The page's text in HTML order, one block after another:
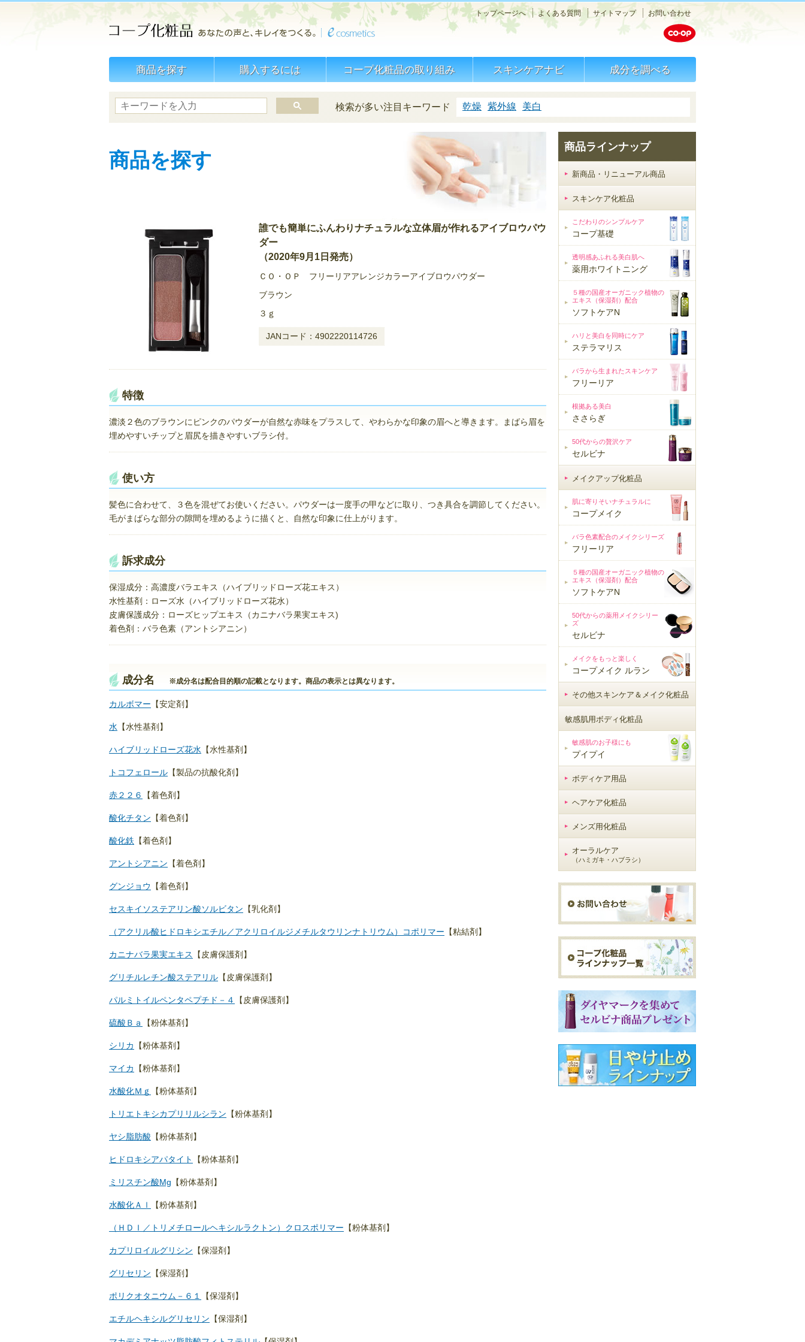
メニュー
検索
商品を探す 購入するには コープ化粧品の取り組み スキンケアナビ 成分を調べる
トップページへ よくある質問 サイトマップ お問い合わせ
検索が多い注目キーワード 乾燥 紫外線 美白
商品を探す
誰でも簡単にふんわりナチュラルな立体眉が作れるアイブロウパウ
ダー
（2020年9月1日発売）
ＣＯ・ＯＰ フリーリアアレンジカラーアイブロウパウダー
ブラウン
３ｇ
JANコード：4902220114726
特徴
濃淡２色のブラウンにピンクのパウダーが自然な赤味をプラスして、やわらかな印象の眉へと導きます。まばら眉を
埋めやすいチップと眉尻を描きやすいブラシ付。
使い方
髪色に合わせて、３色を混ぜてお使いください。パウダーは一度手の甲などに取り、つき具合を調節してください。
毛がまばらな部分の隙間を埋めるように描くと、自然な印象に仕上がります。
訴求成分
保湿成分：高濃度バラエキス（ハイブリッドローズ花エキス）
水性基剤：ローズ水（ハイブリッドローズ花水）
皮膚保護成分：ローズヒップエキス（カニナバラ果実エキス)
着色剤：バラ色素（アントシアニン）
成分名 ※成分名は配合目的順の記載となります。商品の表示とは異なります。
カルボマー 【安定剤】
水 【水性基剤】
ハイブリッドローズ花水 【水性基剤】
トコフェロール 【製品の抗酸化剤】
赤２２６ 【着色剤】
酸化チタン 【着色剤】
酸化鉄 【着色剤】
アントシアニン 【着色剤】
グンジョウ 【着色剤】
セスキイソステアリン酸ソルビタン 【乳化剤】
（アクリル酸ヒドロキシエチル／アクリロイルジメチルタウリンナトリウム）コポリマー 【粘結剤】
カニナバラ果実エキス 【皮膚保護剤】
グリチルレチン酸ステアリル 【皮膚保護剤】
パルミトイルペンタペプチド－４ 【皮膚保護剤】
硫酸Ｂａ 【粉体基剤】
シリカ 【粉体基剤】
マイカ 【粉体基剤】
水酸化Ｍｇ 【粉体基剤】
トリエトキシカプリリルシラン 【粉体基剤】
ヤシ脂肪酸 【粉体基剤】
ヒドロキシアパタイト 【粉体基剤】
ミリスチン酸Mg 【粉体基剤】
水酸化Ａｌ 【粉体基剤】
（ＨＤＩ／トリメチロールヘキシルラクトン）クロスポリマー 【粉体基剤】
カプリロイルグリシン 【保湿剤】
グリセリン 【保湿剤】
ポリクオタニウム－６１ 【保湿剤】
エチルヘキシルグリセリン 【保湿剤】
商品ラインナップ
新商品・リニューアル商品
スキンケア化粧品
スキンケア化粧品
こだわりのシンプルケア
コープ基礎
透明感あふれる美白肌へ
薬用ホワイトニング
５種の国産オーガニック植物の
エキス（保湿剤）配合
ソフトケアN
ハリと美白を同時にケア
ステラマリス
バラから生まれたスキンケア
フリーリア
根拠ある美白
ささらぎ
50代からの贅沢ケア
セルビナ
メイクアップ化粧品
メイクアップ化粧品
肌に寄りそいナチュラルに
コープメイク
バラ色素配合のメイクシリーズ
フリーリア
５種の国産オーガニック植物の
エキス（保湿剤）配合
ソフトケアN
50代からの薬用メイクシリー
ズ
セルビナ
メイクをもっと楽しく
コープメイク ルラン
その他スキンケア＆メイク化粧品
敏感肌用ボディ化粧品
敏感肌用ボディ化粧品
敏感肌のお子様にも
プイプイ
ボディケア用品
ヘアケア化粧品
メンズ用化粧品
オーラルケア
（ハミガキ・ハブラシ）